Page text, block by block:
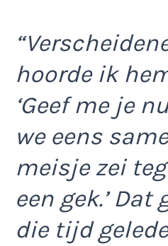
hoorde ik
‘Geef me je
we eens
meisje zei
een gek.’ Dat
die tijd